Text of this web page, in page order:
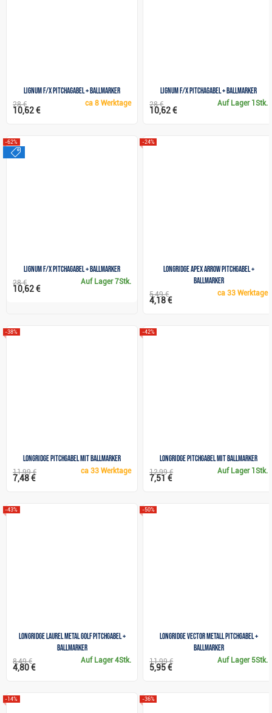
Lignum F/X Pitchagabel + Ballmarker
ca8 Werktage
28 €
10,62 €
Lignum F/X Pitchagabel + Ballmarker
Auf Lager 1Stk.
28 €
10,62 €
Lignum F/X Pitchagabel + Ballmarker
-62%
Auf Lager7Stk.
28 €
10,62 €
Longridge Apex Arrow Pitchgabel +
Ballmarker
-24%
ca33 Werktage
5,49 €
4,18 €
Longridge Pitchgabel mit Ballmarker
-38%
ca33 Werktage
11,99 €
7,48 €
Longridge Pitchgabel mit Ballmarker
-42%
Auf Lager 1Stk.
12,99 €
7,51 €
Longridge Laurel Metal Golf Pitchgabel +
Ballmarker
-43%
Auf Lager4Stk.
8,49 €
4,80 €
Longridge Vector Metall Pitchgabel +
Ballmarker
-50%
Auf Lager 5Stk.
11,99 €
5,95 €
-14% -36%